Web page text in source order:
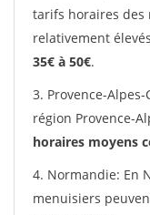
tarifs horaires des
relativement
35€ à 50€.
3. Provence-
région Provence-
horaires moyens
4. Normandie: En
menuisiers